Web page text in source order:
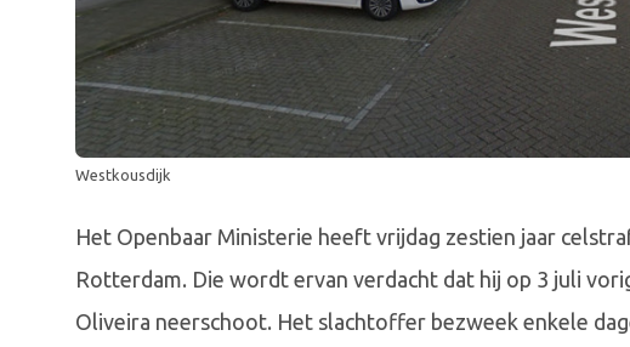
Westkousdijk
Het Openbaar Ministerie heeft vrijdag zestien jaar
Rotterdam. Die wordt ervan verdacht dat hij op 3 juli
Oliveira neerschoot. Het slachtoffer bezweek enkele